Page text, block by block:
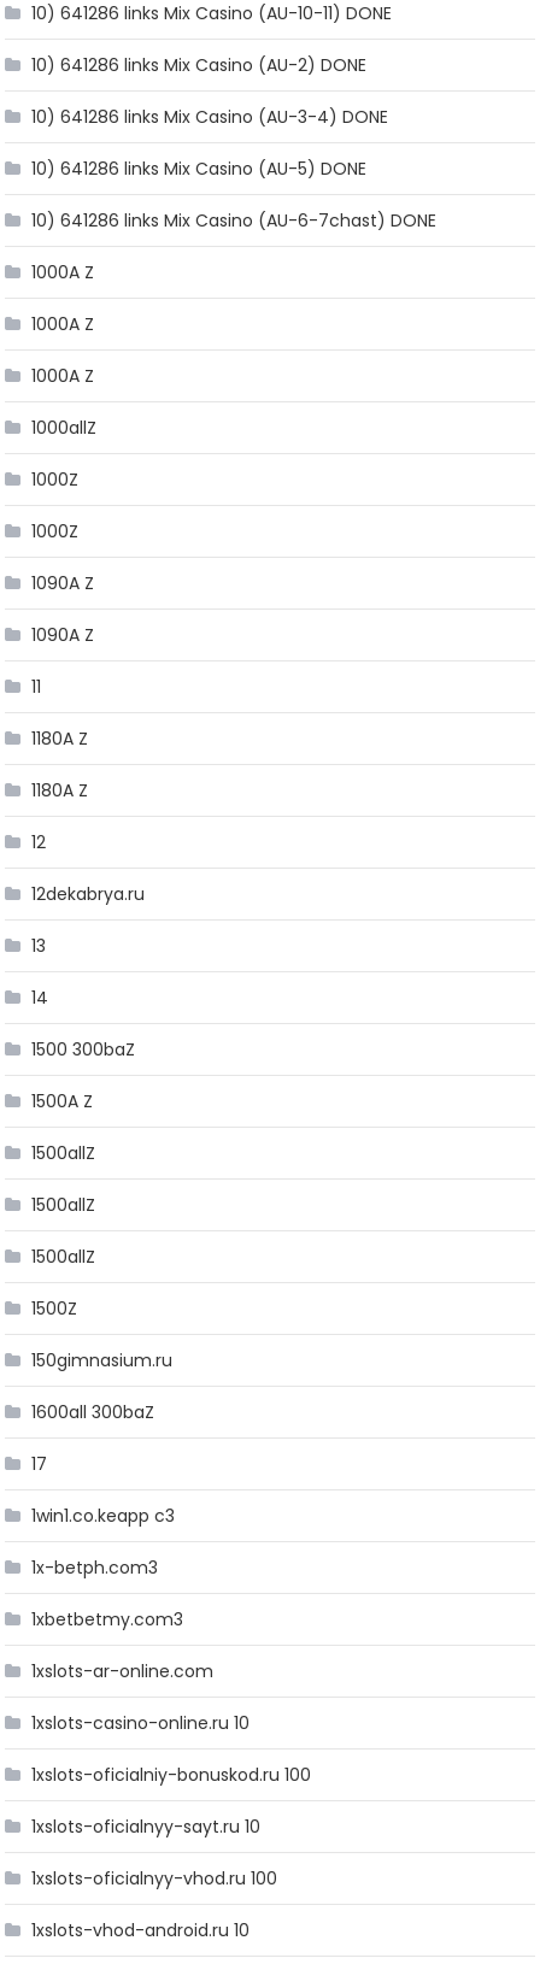
10) 641286 links Mix Casino (AU-10-11) DONE
10) 641286 links Mix Casino (AU-2) DONE
10) 641286 links Mix Casino (AU-3-4) DONE
10) 641286 links Mix Casino (AU-5) DONE
10) 641286 links Mix Casino (AU-6-7chast) DONE
1000A Z
1000A Z
1000A Z
1000allZ
1000Z
1000Z
1090A Z
1090A Z
11
1180A Z
1180A Z
12
12dekabrya.ru
13
14
1500 300baZ
1500A Z
1500allZ
1500allZ
1500allZ
1500Z
150gimnasium.ru
1600all 300baZ
17
1win1.co.keapp c3
1x-betph.com3
1xbetbetmy.com3
1xslots-ar-online.com
1xslots-casino-online.ru 10
1xslots-oficialniy-bonuskod.ru 100
1xslots-oficialnyy-sayt.ru 10
1xslots-oficialnyy-vhod.ru 100
1xslots-vhod-android.ru 10